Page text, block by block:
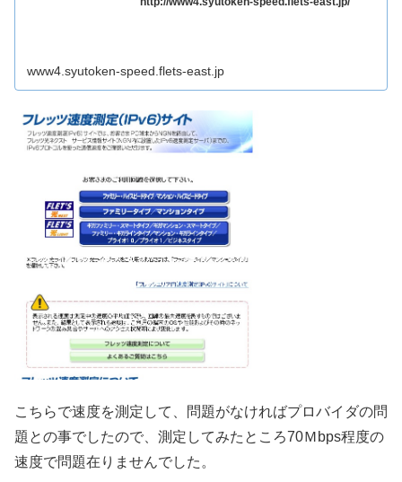
www4.syutoken-speed.flets-east.jp
こちらで速度を測定して、問題がなければプロバイダの問
題との事でしたので、測定してみたところ70Ｍbps程度の
速度で問題在りませんでした。